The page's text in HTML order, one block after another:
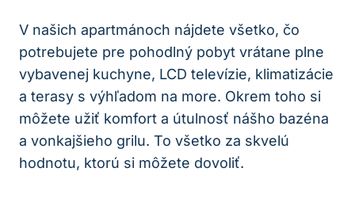
V našich apartmánoch nájdete všetko, čo
potrebujete pre pohodlný pobyt vrátane plne
vybavenej kuchyne, LCD televízie, klimatizácie
a terasy s výhľadom na more. Okrem toho si
môžete užiť komfort a útulnosť nášho bazéna
a vonkajšieho grilu. To všetko za skvelú
hodnotu, ktorú si môžete dovoliť.